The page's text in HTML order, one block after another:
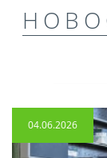
04.06.2026